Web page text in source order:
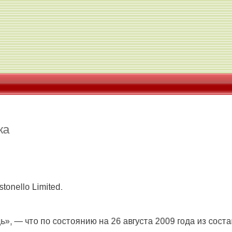
Limited.
— что по состоянию на 26 августа 2009 года из